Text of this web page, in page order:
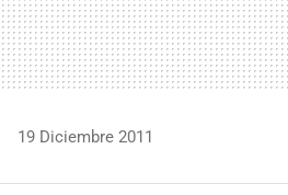
19 Diciembre 2011